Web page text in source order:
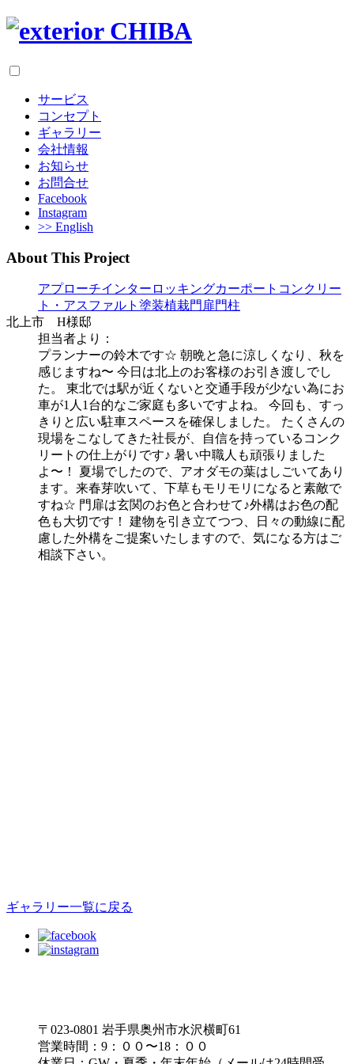
サービス
コンセプト
ギャラリー
会社情報
お知らせ
お問合せ
Facebook
Instagram
>> English
About This Project
アプローチインターロッキングカーポート コンクリー
ト・アスファルト塗装植栽門扉門柱
北上市 H様邸
担当者より：
プランナーの鈴木です☆ 朝晩と急に涼しくなり、秋を
感じますね〜 今日は北上のお客様のお引き渡しでし
た。 東北では駅が近くないと交通手段が少ない為にお
車が1人1台的なご家庭も多いですよね。 今回も、すっ
きりと広い駐車スペースを確保しました。 たくさんの
現場をこなしてきた社長が、自信を持っているコンク
リートの仕上がりです♪ 暑い中職人も頑張りました
よ〜！ 夏場でしたので、アオダモの葉はしごいてあり
ます。来春芽吹いて、下草もモリモリになると素敵で
すね☆ 門扉は玄関のお色と合わせて♪外構はお色の配
色も大切です！ 建物を引き立てつつ、日々の動線に配
慮した外構をご提案いたしますので、気になる方はご
相談下さい。
ギャラリー一覧に戻る
〒023-0801 岩手県奥州市水沢横町61
営業時間：9：００〜18：００